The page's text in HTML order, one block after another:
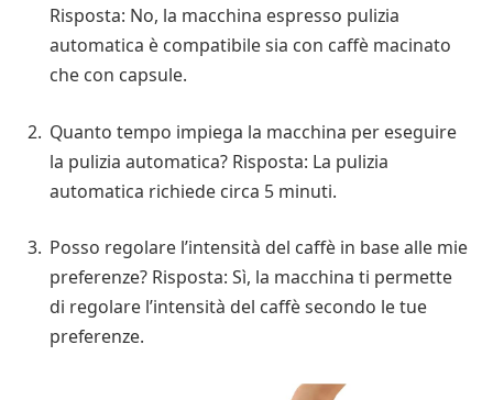
Risposta: No, la macchina espresso pulizia
automatica è compatibile sia con caffè macinato
che con capsule.
Quanto tempo impiega la macchina per eseguire
la pulizia automatica? Risposta: La pulizia
automatica richiede circa 5 minuti.
Posso regolare l’intensità del caffè in base alle mie
preferenze? Risposta: Sì, la macchina ti permette
di regolare l’intensità del caffè secondo le tue
preferenze.